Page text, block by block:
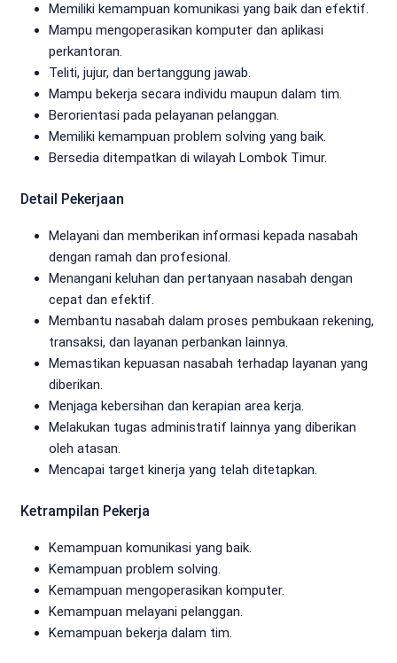
Memiliki kemampuan komunikasi yang baik dan efektif.
Mampu mengoperasikan komputer dan aplikasi
perkantoran.
Teliti, jujur, dan bertanggung jawab.
Mampu bekerja secara individu maupun dalam tim.
Berorientasi pada pelayanan pelanggan.
Memiliki kemampuan problem solving yang baik.
Bersedia ditempatkan di wilayah Lombok Timur.
Detail Pekerjaan
Melayani dan memberikan informasi kepada nasabah
dengan ramah dan profesional.
Menangani keluhan dan pertanyaan nasabah dengan
cepat dan efektif.
Membantu nasabah dalam proses pembukaan rekening,
transaksi, dan layanan perbankan lainnya.
Memastikan kepuasan nasabah terhadap layanan yang
diberikan.
Menjaga kebersihan dan kerapian area kerja.
Melakukan tugas administratif lainnya yang diberikan
oleh atasan.
Mencapai target kinerja yang telah ditetapkan.
Ketrampilan Pekerja
Kemampuan komunikasi yang baik.
Kemampuan problem solving.
Kemampuan mengoperasikan komputer.
Kemampuan melayani pelanggan.
Kemampuan bekerja dalam tim.